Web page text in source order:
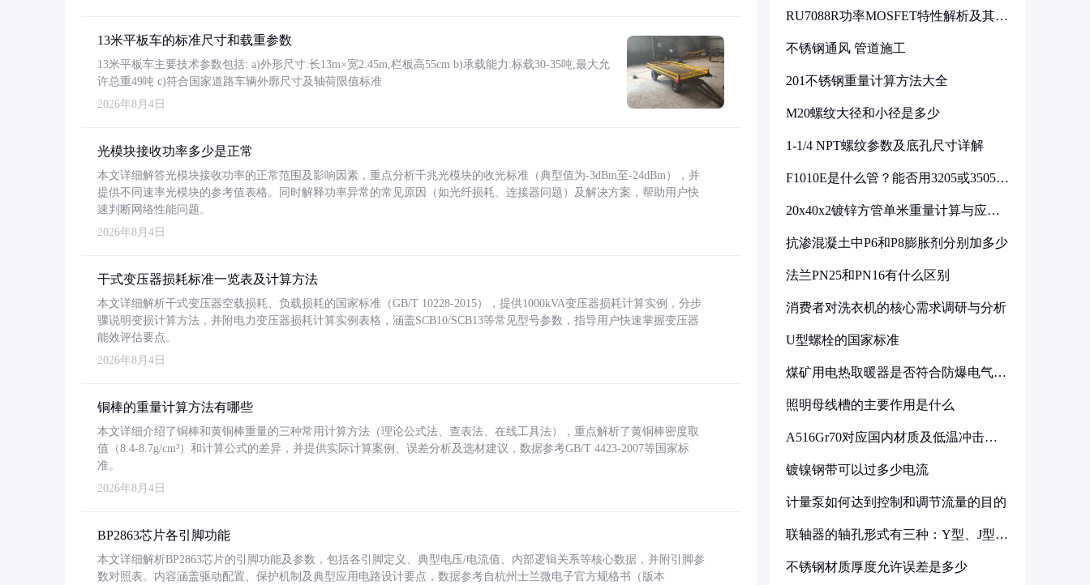
13米平板车的标准尺寸和载重参数
13米平板车主要技术参数包括: a)外形尺寸:长13m×宽2.45m,栏板高55cm b)承载能力:标载30-35吨,最大允
许总重49吨 c)符合国家道路车辆外廓尺寸及轴荷限值标准
2026年8月4日
光模块接收功率多少是正常
本文详细解答光模块接收功率的正常范围及影响因素，重点分析千兆光模块的收光标准（典型值为-3dBm至-24dBm），并
提供不同速率光模块的参考值表格。同时解释功率异常的常见原因（如光纤损耗、连接器问题）及解决方案，帮助用户快
速判断网络性能问题。
2026年8月4日
干式变压器损耗标准一览表及计算方法
本文详细解析干式变压器空载损耗、负载损耗的国家标准（GB/T 10228-2015），提供1000kVA变压器损耗计算实例，分步
骤说明变损计算方法，并附电力变压器损耗计算实例表格，涵盖SCB10/SCB13等常见型号参数，指导用户快速掌握变压器
能效评估要点。
2026年8月4日
铜棒的重量计算方法有哪些
本文详细介绍了铜棒和黄铜棒重量的三种常用计算方法（理论公式法、查表法、在线工具法），重点解析了黄铜棒密度取
值（8.4-8.7g/cm³）和计算公式的差异，并提供实际计算案例、误差分析及选材建议，数据参考GB/T 4423-2007等国家标
准。
2026年8月4日
BP2863芯片各引脚功能
本文详细解析BP2863芯片的引脚功能及参数，包括各引脚定义、典型电压/电流值、内部逻辑关系等核心数据，并附引脚参
数对照表。内容涵盖驱动配置、保护机制及典型应用电路设计要点，数据参考自杭州士兰微电子官方规格书（版本
RU7088R功率MOSFET特性解析及其在
不锈钢通风 管道施工
201不锈钢重量计算方法大全
M20螺纹大径和小径是多少
1-1/4 NPT螺纹参数及底孔尺寸详解
F1010E是什么管？能否用3205或3505代
20x40x2镀锌方管单米重量计算与应用
抗渗混凝土中P6和P8膨胀剂分别加多少
法兰PN25和PN16有什么区别
消费者对洗衣机的核心需求调研与分析
U型螺栓的国家标准
煤矿用电热取暖器是否符合防爆电气设
照明母线槽的主要作用是什么
A516Gr70对应国内材质及低温冲击要
镀镍钢带可以过多少电流
计量泵如何达到控制和调节流量的目的
联轴器的轴孔形式有三种：Y型、J型、
不锈钢材质厚度允许误差是多少